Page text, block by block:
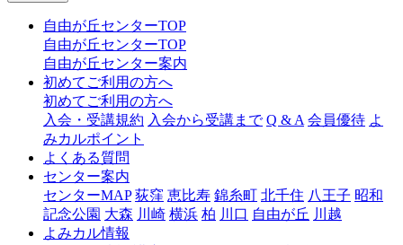
自由が丘センターTOP
自由が丘センターTOP
自由が丘センター案内
初めてご利用の方へ
初めてご利用の方へ
入会・受講規約 入会から受講まで Q & A 会員優待 よ
みカルポイント
よくある質問
センター案内
センターMAP 荻窪 恵比寿 錦糸町 北千住 八王子 昭和
記念公園 大森 川崎 横浜 柏 川口 自由が丘 川越
よみカル情報